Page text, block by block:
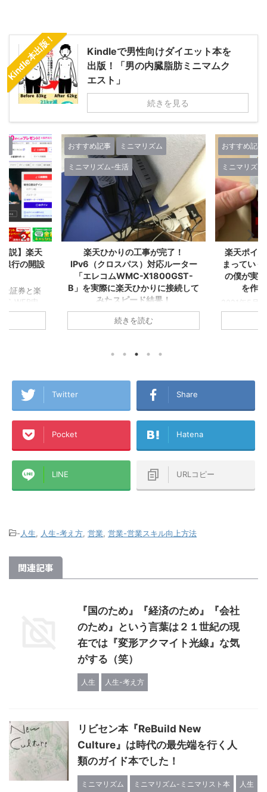
Kindle本出版！
Kindleで男性向けダイエット本を
出版！「男の内臓脂肪ミニマムク
エスト」
続きを見る
事 ミニマリズム
ム-生活
ひかりの工事が完了！
ロスパス）対応ルーター
コムWMC-X1800GST-
に楽天ひかりに接続して
たスピード結果！
イル使う方ならおうちの
に切り替えたA1理論で
に昔のアパートで使ってい
順から、ADSL→テプコ光
ケーブル）で、このアパー
らはauひかり
楽天ひかりテ
楽天ひかり（マンションタ
線方式）です ...
おすすめ記事 ミニマリズム
ミニマリズム-生活
楽天ポイントが自動でどんどん貯
まっていく！『楽天経済圏2年生』
の僕が実感した誰もが楽天カード
を作るべき１２の理由！
2021年5月に▼『楽天経済圏』で生き
ていくことを決意し、その後すぐに楽
天カードを2枚発行してこの夏で無事
『楽天経済圏』にどっぷりとハマった
も含めた『楽天経済圏』という視点か
ら誰もが楽天カードを発行するメリッ
経済圏』に入ろうか悩んでいる方、各
種ポイントがいろんな経済圏にバラバ
ラに分散している方などの参考になれ
ば幸いです！ この記事のミ ...
Twitter Share
Pocket Hatena
LINE URLコピー
- 人生 人生-考え方 営業 営業-営業スキル向上方法
関連記事
『国のため』『経済のため』『会社
のため』という言葉は２１世紀の現
在では『変形アクマイト光線』な気
がする（笑）
人生 人生-考え方
リビセン本『ReBuild New
Culture』は時代の最先端を行く人
類のガイド本でした！
ミニマリズム ミニマリズム-ミニマリスト本 人生